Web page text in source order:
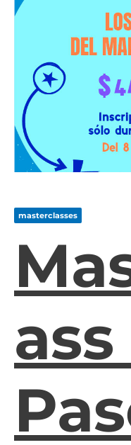
masterclasses